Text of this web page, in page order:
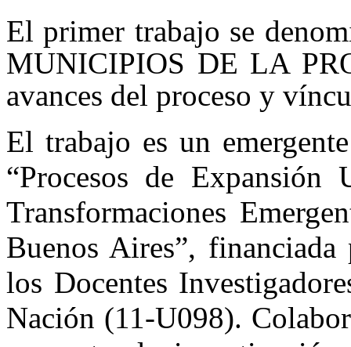
El primer trabajo se
MUNICIPIOS DE LA
avances del proceso y
El trabajo es un
“Procesos de Expansión
Transformaciones
Buenos Aires”,
los Docentes
Nación (11-U098).